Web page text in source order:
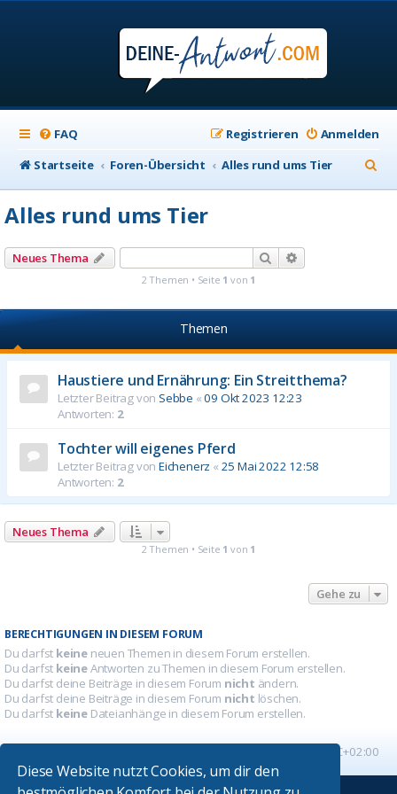
Diese Website nutzt Cookies, um dir den
FAQ Anmelden
Registrieren
Startseite
Foren-Übersicht Alles rund ums Tier
u
Alles rund ums Tier
Neues Thema Suche
2 Themen • Seite 1 von 1
Themen
Haustiere und Ernährung: Ein Streitthema?
Letzter Beitrag von Sebbe «09 Okt 2023 12:23
Antworten: 2
Tochter will eigenes Pferd
Letzter Beitrag von Eichenerz « 25 Mai 2022 12:58
Antworten: 2
Neues Thema
2 Themen • Seite 1 von 1
Gehe zu
BERECHTIGUNGEN IN DIESEM FORUM
Du darfst keine neuen Themen in diesem Forum erstellen.
Du darfst keineAntworten zu Themen in diesem Forum erstellen.
Du darfst deine Beiträge in diesem Forum nicht ändern.
Du darfst deine Beiträge in diesem Forum nicht löschen.
Du darfst keine Dateianhänge in diesem Forum erstellen.
UTC+02:00